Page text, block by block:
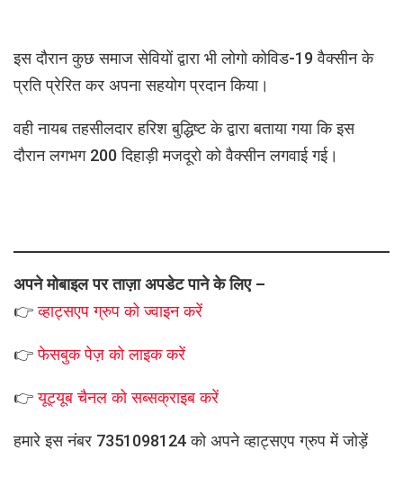
इस दौरान कुछ समाज सेवियों द्वारा भी लोगो कोविड-19 वैक्सीन के
प्रति प्रेरित कर अपना सहयोग प्रदान किया।
वही नायब तहसीलदार हरिश बुद्धिष्ट के द्वारा बताया गया कि इस
दौरान लगभग 200 दिहाड़ी मजदूरो को वैक्सीन लगवाई गई।
अपने मोबाइल पर ताज़ा अपडेट पाने के लिए –
👉व्हाट्सएपग्रुप कोज्वाइन करें
👉फेसबुक पेज़ को लाइक करें
👉यूट्यूब चैनल को सब्सक्राइब करें
हमारे इस नंबर 7351098124 को अपने व्हाट्सएप ग्रुप में जोड़ें